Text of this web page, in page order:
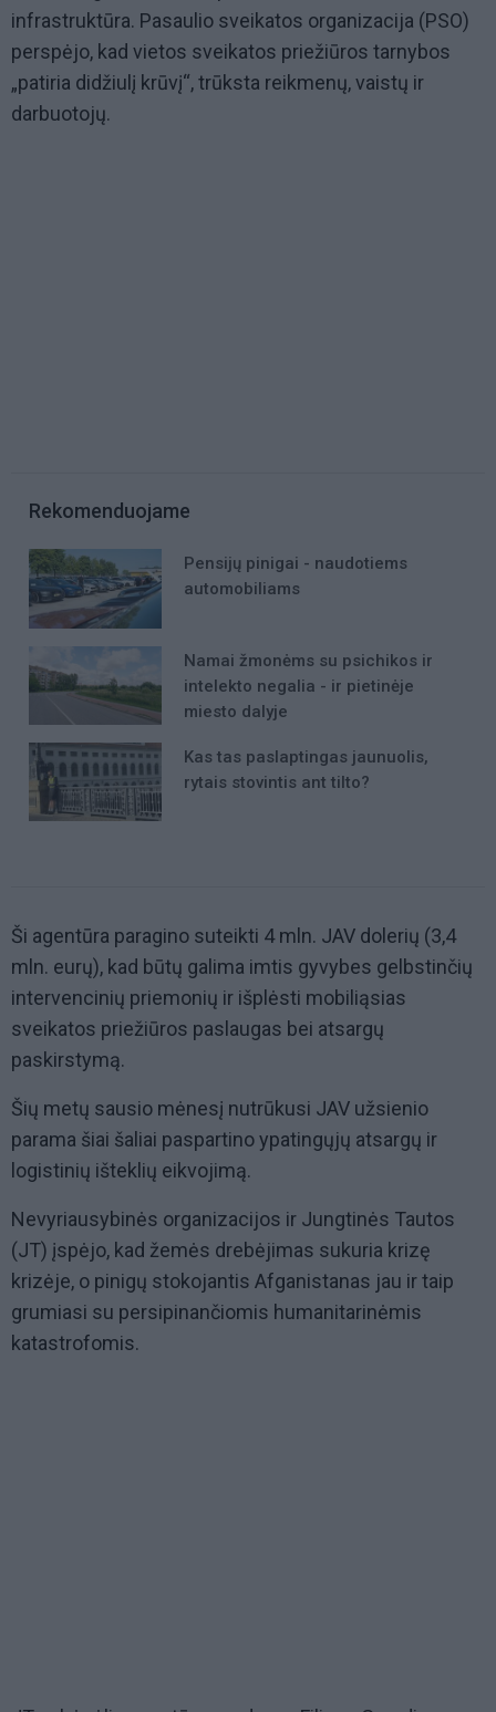
infrastruktūra. Pasaulio sveikatos organizacija (PSO)
perspėjo, kad vietos sveikatos priežiūros tarnybos
„patiria didžiulį krūvį“, trūksta reikmenų, vaistų ir
darbuotojų.
Rekomenduojame
Pensijų pinigai - naudotiems
automobiliams
Namai žmonėms su psichikos ir
intelekto negalia - ir pietinėje
miesto dalyje
Kas tas paslaptingas jaunuolis,
rytais stovintis ant tilto?
Ši agentūra paragino suteikti 4 mln. JAV dolerių (3,4
mln. eurų), kad būtų galima imtis gyvybes gelbstinčių
intervencinių priemonių ir išplėsti mobiliąsias
sveikatos priežiūros paslaugas bei atsargų
paskirstymą.
Šių metų sausio mėnesį nutrūkusi JAV užsienio
parama šiai šaliai paspartino ypatingųjų atsargų ir
logistinių išteklių eikvojimą.
Nevyriausybinės organizacijos ir Jungtinės Tautos
(JT) įspėjo, kad žemės drebėjimas sukuria krizę
krizėje, o pinigų stokojantis Afganistanas jau ir taip
grumiasi su persipinančiomis humanitarinėmis
katastrofomis.